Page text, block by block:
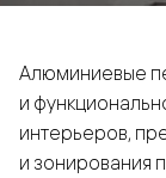
Алюминиевые
и
интерьеров,
и зонирования